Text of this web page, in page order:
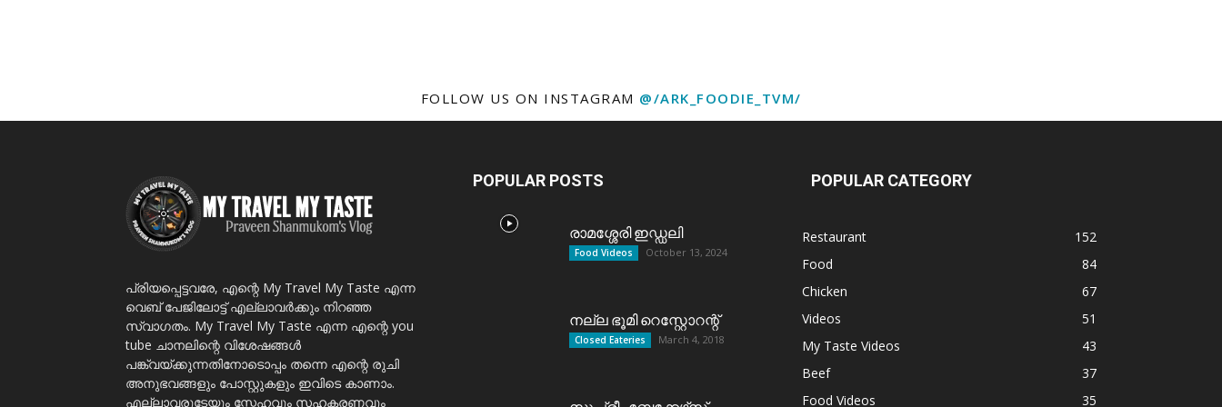
FOLLOW US ON INSTAGRAM @/ARK_FOODIE_TVM/
പ്രിയപ്പെട്ടവരേ, എന്റെ My Travel My Taste എന്ന
വെബ് പേജിലോട്ട് എല്ലാവർക്കും നിറഞ്ഞ
സ്വാഗതം. My Travel My Taste എന്ന എന്റെ you
tube ചാനലിന്റെ വിശേഷങ്ങൾ
പങ്ക്വയ്ക്കുന്നതിനോടൊപ്പം തന്നെ എന്റെ രുചി
അനുഭവങ്ങളും പോസ്റ്റുകളും ഇവിടെ കാണാം.
എല്ലാവരുടേയും സ്നേഹവും സഹകരണവും
POPULAR POSTS
രാമശ്ശേരി ഇഡ്ഡലി
Food Videos October 13, 2024
നല്ല ഭൂമി റെസ്റ്റോറന്റ്
Closed Eateries March 4, 2018
POPULAR CATEGORY
Restaurant
152
Food
84
Chicken
67
Videos
51
My Taste Videos
43
Beef
37
Food Videos
35